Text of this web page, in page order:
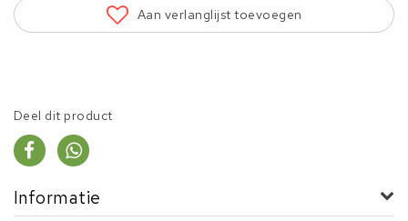
Aan verlanglijst toevoegen
Deel dit product
Informatie